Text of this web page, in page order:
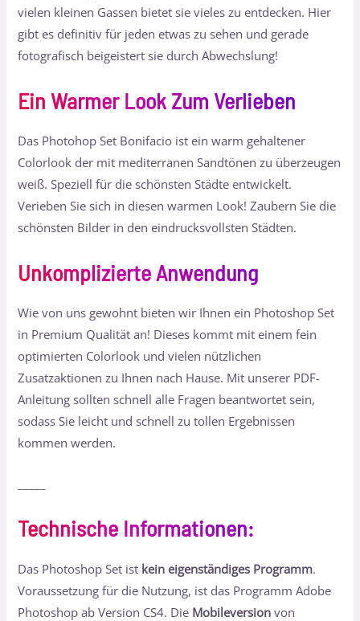
vielen kleinen Gassen bietet sie vieles zu entdecken. Hier
gibt es definitiv für jeden etwas zu sehen und gerade
fotografisch beigeistert sie durch Abwechslung!
Ein Warmer Look Zum Verlieben
Das Photohop Set Bonifacio ist ein warm gehaltener
Colorlook der mit mediterranen Sandtönen zu überzeugen
weiß. Speziell für die schönsten Städte entwickelt.
Verieben Sie sich in diesen warmen Look! Zaubern Sie die
schönsten Bilder in den eindrucksvollsten Städten.
Unkomplizierte Anwendung
Wie von uns gewohnt bieten wir Ihnen ein Photoshop Set
in Premium Qualität an! Dieses kommt mit einem fein
optimierten Colorlook und vielen nützlichen
Zusatzaktionen zu Ihnen nach Hause. Mit unserer PDF-
Anleitung sollten schnell alle Fragen beantwortet sein,
sodass Sie leicht und schnell zu tollen Ergebnissen
kommen werden.
Technische Informationen:
Das Photoshop Set ist kein eigenständiges Programm.
Voraussetzung für die Nutzung, ist das Programm Adobe
Photoshop ab Version CS4. Die Mobileversion von